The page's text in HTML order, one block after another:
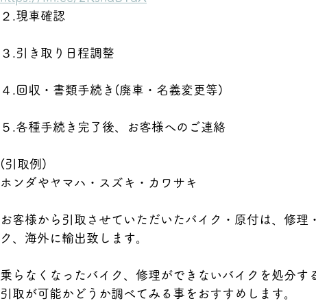
２.現車確認
３.引き取り日程調整
４.回収・書類手続き(廃車・名義変更等)
５.各種手続き完了後、お客様へのご連絡
(引取例)
ホンダやヤマハ・スズキ・カワサキ
お客様から引取させていただいたバイク・原付は、修理
ク、海外に輸出致します。
乗らなくなったバイク、修理ができないバイクを処分す
引取が可能かどうか調べてみる事をおすすめします。